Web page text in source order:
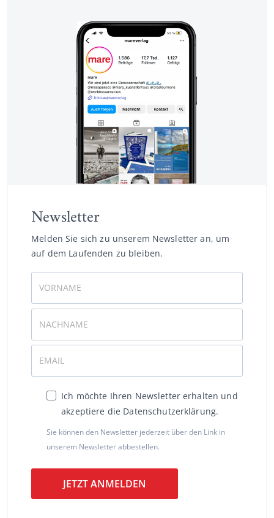
Newsletter
Melden Sie sich zu unserem Newsletter an, um
auf dem Laufenden zu bleiben.
Ich möchte Ihren Newsletter erhalten und
akzeptiere die Datenschutzerklärung.
Sie können den Newsletter jederzeit über den Link in
unserem Newsletter abbestellen.
JETZT ANMELDEN